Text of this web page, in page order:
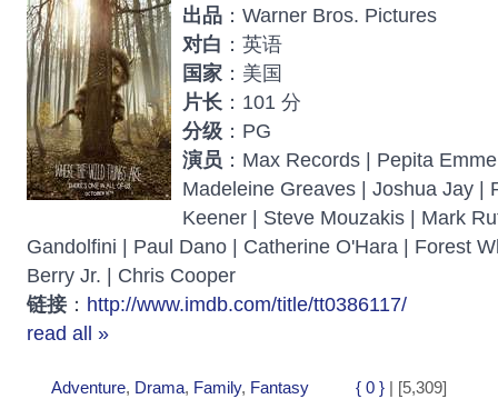
出品 ：Warner Bros. Pictures
对白 ：英语
国家 ：美国
片长 ：101 分
分级 ：PG
演员 ：Max Records | Pepita
Madeleine Greaves | Joshua Jay |
Keener | Steve Mouzakis | Mark
Gandolfini | Paul Dano | Catherine O'Hara | Forest
Berry Jr. | Chris Cooper
链接 ： http://www.imdb.com/title/tt0386117/
read all »
Adventure, Drama, Family, Fantasy { 0 } | [5,309]